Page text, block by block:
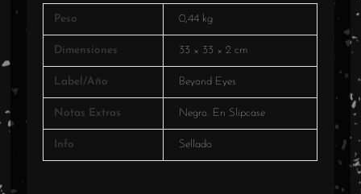
Peso 0,44 kg
Dimensiones 33 × 33 × 2 cm
Label/Año Beyond Eyes
Notas Extras Negro. En Slipcase
Info Sellado